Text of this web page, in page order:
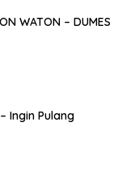
WATON – DUMES
Ingin Pulang